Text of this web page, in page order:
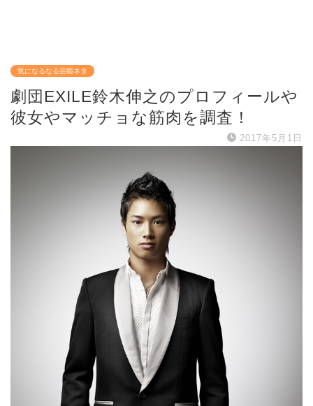
気になるなる芸能ネタ
劇団EXILE鈴木伸之のプロフィールや
彼女やマッチョな筋肉を調査！
2017年5月1日